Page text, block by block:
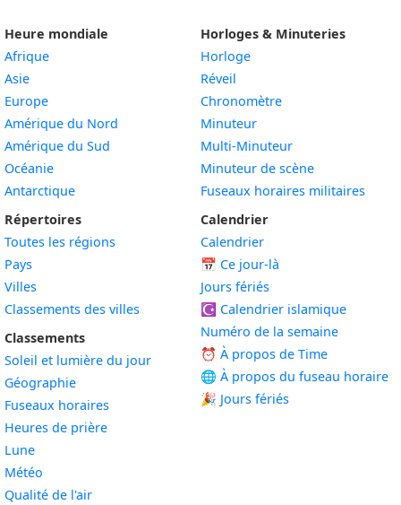
Heure mondiale
Afrique
Asie
Europe
Amérique du Nord
Amérique du Sud
Océanie
Antarctique
Répertoires
Toutes les régions
Pays
Villes
Classements des villes
Classements
Soleil et lumière du jour
Géographie
Fuseaux horaires
Heures de prière
Lune
Météo
Qualité de l'air
Horloges & Minuteries
Horloge
Réveil
Chronomètre
Minuteur
Multi-Minuteur
Minuteur de scène
Fuseaux horaires militaires
Calendrier
Calendrier
📅 Ce jour-là
Jours fériés
☪️ Calendrier islamique
Numéro de la semaine
⏰ À propos de Time
🌐 À propos du fuseau horaire
🎉 Jours fériés